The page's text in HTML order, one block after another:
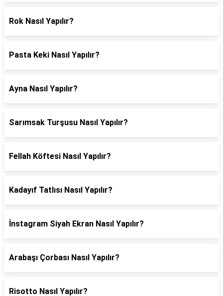
Rok Nasıl Yapılır?
Pasta Keki Nasıl Yapılır?
Ayna Nasıl Yapılır?
Sarımsak Turşusu Nasıl Yapılır?
Fellah Köftesi Nasıl Yapılır?
Kadayıf Tatlısı Nasıl Yapılır?
İnstagram Siyah Ekran Nasıl Yapılır?
Arabaşı Çorbası Nasıl Yapılır?
Risotto Nasıl Yapılır?